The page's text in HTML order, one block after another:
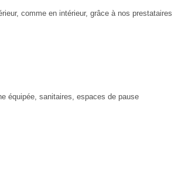
comme en intérieur, grâce à nos prestataires
équipée, sanitaires, espaces de pause